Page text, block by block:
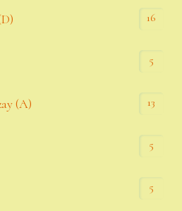
16
5
(A) 13
5
5